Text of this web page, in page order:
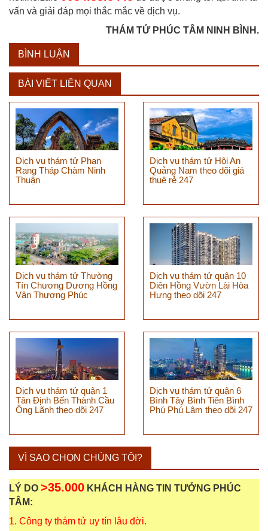
vấn và giải đáp mọi thắc mắc về dịch vụ.
THÁM TỬ PHÚC TÂM NINH BÌNH.
BÌNH LUẬN
BÀI VIẾT LIÊN QUAN
Dịch vụ thám tử Phan
Rang Tháp Chàm Ninh
Thuận
Dịch vụ thám tử Hội An
Quảng Nam theo dõi giá
thuê rẻ 247
Dịch vụ thám tử Thường
Tín Chương Dương Hồng
Vân Thượng Phúc
Dịch vụ thám tử quận 10
Diên Hồng Vườn Lài Hòa
Hưng theo dõi 247
Dịch vụ thám tử quận 1
Tân Định Bến Thành Cầu
Ông Lãnh theo dõi 247
Dịch vụ thám tử quận 6
Bình Tây Bình Tiên Bình
Phú Phú Lâm theo dõi 247
VÌ SAO CHỌN CHÚNG TÔI?
LÝ DO >35.000 KHÁCH HÀNG TIN TƯỞNG PHÚC
TÂM:
1. Công ty thám tử uy tín lâu đời.